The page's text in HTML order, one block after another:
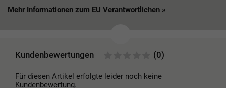
Mehr Informationen zum EU Verantwortlichen »
Kundenbewertungen (0)
Für diesen Artikel erfolgte leider noch keine
Kundenbewertung.